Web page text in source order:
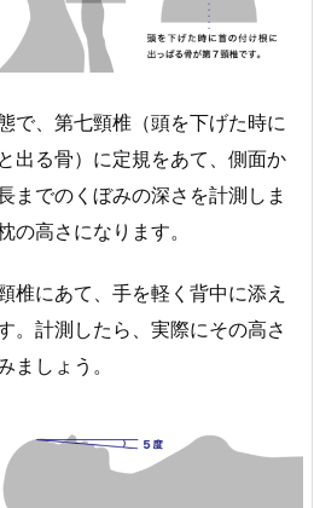
で、第七頸椎（頭を下げた時に
出る骨）に定規をあて、側面か
までのくぼみの深さを計測しま
の高さになります。
椎にあて、手を軽く背中に添え
。計測したら、実際にその高さ
ましょう。